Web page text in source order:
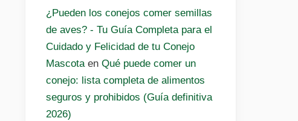
¿Pueden los conejos comer semillas
de aves? - Tu Guía Completa para el
Cuidado y Felicidad de tu Conejo
Mascota en Qué puede comer un
conejo: lista completa de alimentos
seguros y prohibidos (Guía definitiva
2026)